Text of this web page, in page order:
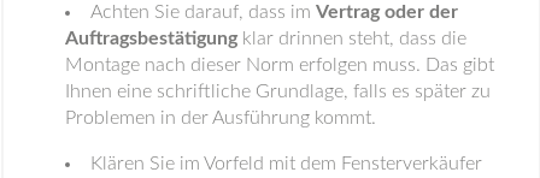
Achten Sie darauf, dass im Vertrag oder der
Auftragsbestätigung klar drinnen steht, dass die
Montage nach dieser Norm erfolgen muss. Das gibt
Ihnen eine schriftliche Grundlage, falls es später zu
Problemen in der Ausführung kommt.
Klären Sie im Vorfeld mit dem Fensterverkäufer